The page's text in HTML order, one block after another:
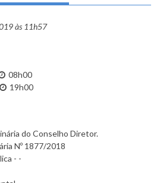
às 11h57
08h00
19h00
do Conselho Diretor.
Nº 1877/2018
- -